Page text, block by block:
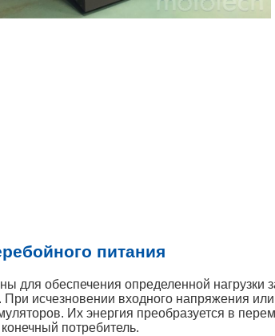
питания
для обеспечения определенной нагрузки
исчезновении входного напряжения
Их энергия преобразуется в
потребитель.